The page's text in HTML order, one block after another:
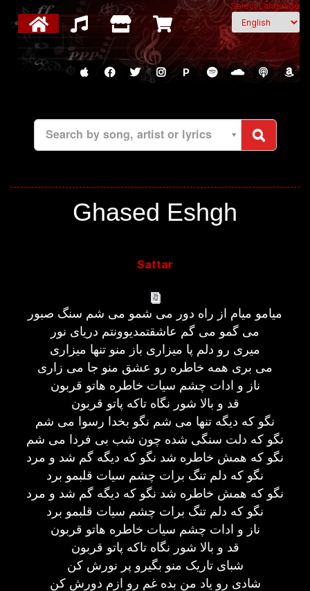
Select Language
P
Search by song, artist or lyrics
Ghased Eshgh
Sattar
میامو میام از راه دور می شمو می شم سنگ صبور
می گمو می گم عاشقتمدیوونتم دریای نور
میری رو دلم پا میزاری باز منو تنها میزاری
می بری همه خاطره رو عشق منو جا می زاری
ناز و ادات چشم سیات خاطره هاتو قربون
قد و بالا شور نگاه تاکه پاتو قربون
نگو که دیگه تنها می شم نگو بخدا رسوا می شم
نگو که دلت سنگی شده چون شب بی فردا می شم
نگو که همش خاطره شد نگو که دیگه گم شد و مرد
نگو که دلم تنگ برات چشم سیات قلبمو برد
نگو که همش خاطره شد نگو که دیگه گم شد و مرد
نگو که دلم تنگ برات چشم سیات قلبمو برد
ناز و ادات چشم سیات خاطره هاتو قربون
قد و بالا شور نگاه تاکه پاتو قربون
شبای تاریک منو بگیرو پر نورش کن
شادی رو یاد من بده غم رو ازم دورش کن